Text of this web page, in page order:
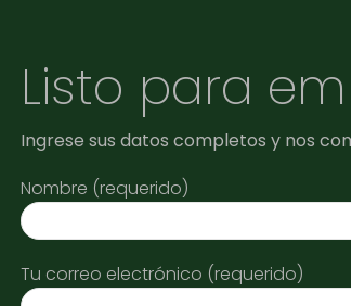
Listo para
Ingrese sus datos completos y nos
Nombre (requerido)
Tu correo electrónico (requerido)